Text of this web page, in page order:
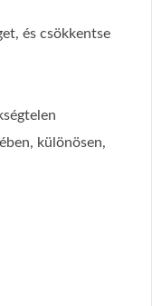
és csökkentse
különösen,